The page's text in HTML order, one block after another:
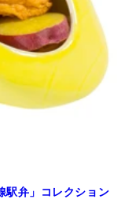
弁」コレクション